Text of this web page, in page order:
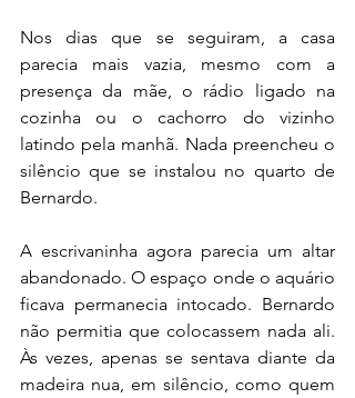
Nos dias que se seguiram, a casa
parecia mais vazia, mesmo com a
presença da mãe, o rádio ligado na
cozinha ou o cachorro do vizinho
latindo pela manhã. Nada preencheu o
silêncio que se instalou no quarto de
Bernardo.
A escrivaninha agora parecia um altar
abandonado. O espaço onde o aquário
ficava permanecia intocado. Bernardo
não permitia que colocassem nada ali.
Às vezes, apenas se sentava diante da
madeira nua, em silêncio, como quem